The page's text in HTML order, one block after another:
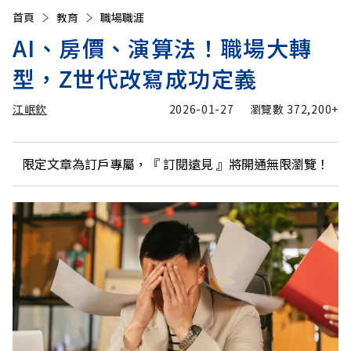
首頁 教育 職場職涯
AI、房價、演算法！職場大轉
型，Z世代改寫成功定義
江岷欽 2026-01-27 瀏覽數 372,200+
限定文章為訂戶專屬，『訂閱遠見 』將開通無限瀏覽！